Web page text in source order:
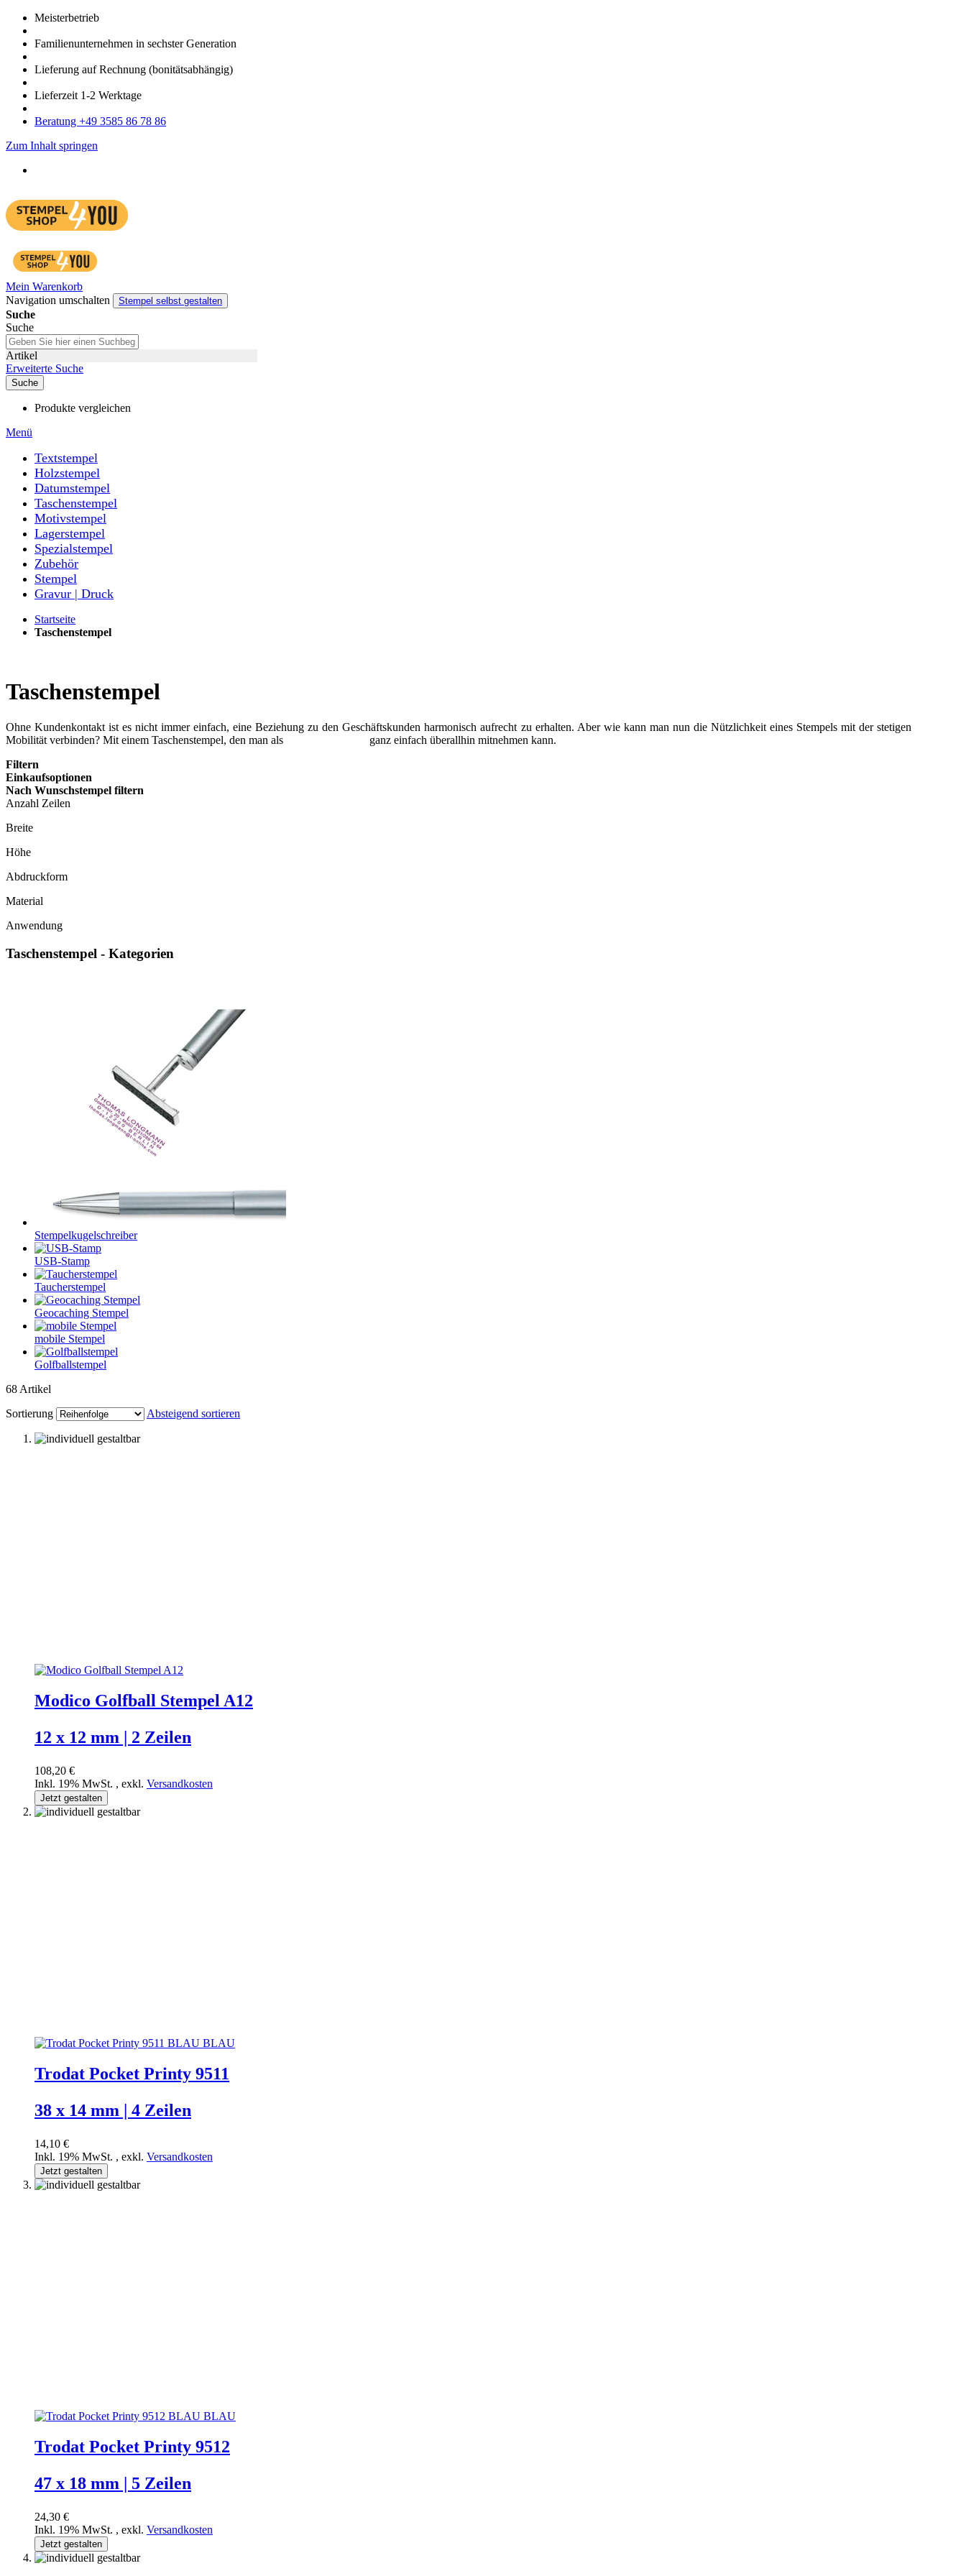
Meister­betrieb
Familien­unter­nehmen in sechster Gene­ration
Lieferung auf Rech­nung (bonitätsabhängig)
Liefer­zeit 1-2 Werk­tage
Bera­tung +49 3585 86 78 86
Zum Inhalt springen
Mein Warenkorb
Navigation umschalten
Stempel selbst gestalten
Suche
Suche
Artikel
Erweiterte Suche
Suche
Produkte vergleichen
Menü
Textstempel
Holzstempel
Datumstempel
Taschenstempel
Motivstempel
Lagerstempel
Spezialstempel
Zubehör
Stempel
Gravur | Druck
Startseite
Taschenstempel
Taschenstempel
Ohne Kundenkontakt ist es nicht immer einfach, eine Beziehung zu den Geschäftskunden harmonisch aufrecht zu erhalten. Aber wie kann man nun die Nützlichkeit eines Stempels mit der stetigen
Mobilität verbinden? Mit einem Taschenstempel, den man als
ganz einfach überallhin mitnehmen kann.
Filtern
Einkaufsoptionen
Nach Wunschstempel filtern
Anzahl Zeilen
Breite
Höhe
Abdruckform
Material
Anwendung
Taschenstempel - Kategorien
Stempelkugelschreiber
USB-Stamp
Taucherstempel
Geocaching Stempel
mobile Stempel
Golfballstempel
68 Artikel
Sortierung
Absteigend sortieren
Modico Golfball Stempel A12
12 x 12 mm | 2 Zeilen
108,20 €
Inkl. 19% MwSt. , exkl. Versandkosten
Jetzt gestalten
Trodat Pocket Printy 9511
38 x 14 mm | 4 Zeilen
14,10 €
Inkl. 19% MwSt. , exkl. Versandkosten
Jetzt gestalten
Trodat Pocket Printy 9512
47 x 18 mm | 5 Zeilen
24,30 €
Inkl. 19% MwSt. , exkl. Versandkosten
Jetzt gestalten